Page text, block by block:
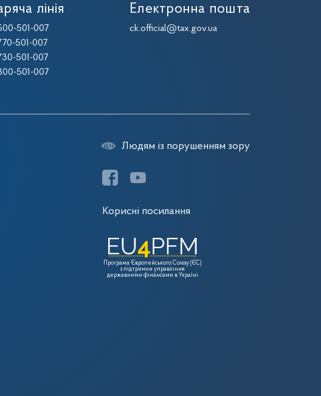
лінія
501-007
501-007
501-007
501-007
Електронна пошта
ck.official@tax.gov.ua
Людям із порушенням зору
Корисні посилання
Програма Європейського Союзу (ЄС)
з підтримки управління
державними фінансами в Україні